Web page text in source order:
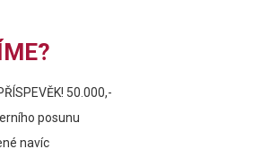
50.000,-
posunu
navíc